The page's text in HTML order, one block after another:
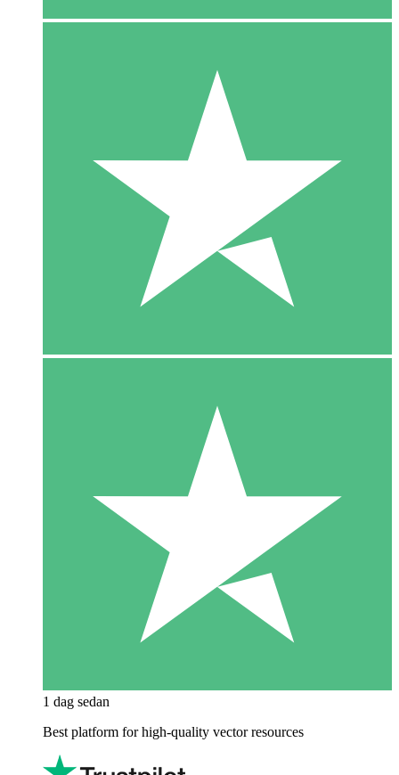
1 dag sedan
Best platform for high-quality vector resources